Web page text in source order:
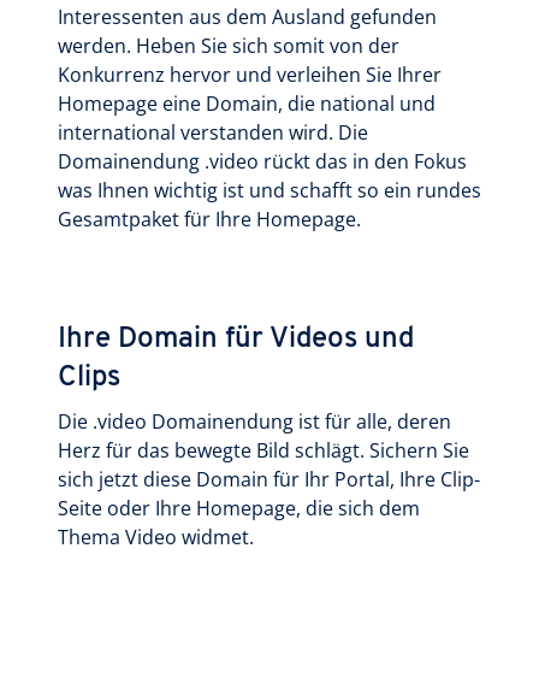
Interessenten aus dem Ausland gefunden
werden. Heben Sie sich somit von der
Konkurrenz hervor und verleihen Sie Ihrer
Homepage eine Domain, die national und
international verstanden wird. Die
Domainendung .video rückt das in den Fokus
was Ihnen wichtig ist und schafft so ein rundes
Gesamtpaket für Ihre Homepage.
Ihre Domain für Videos und
Clips
Die .video Domainendung ist für alle, deren
Herz für das bewegte Bild schlägt. Sichern Sie
sich jetzt diese Domain für Ihr Portal, Ihre Clip-
Seite oder Ihre Homepage, die sich dem
Thema Video widmet.